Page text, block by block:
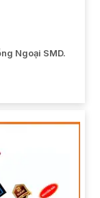
Ngoại SMD.